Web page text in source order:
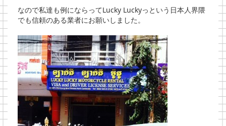
なので私達も例にならってLucky Luckyっという日本人界隈
でも信頼のある業者にお願いしました。